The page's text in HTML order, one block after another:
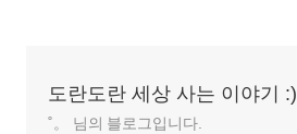
도란도란 세상 사는 이야기 :)
˚。 님의 블로그입니다.